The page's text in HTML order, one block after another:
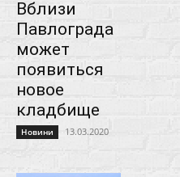
Вблизи
Павлограда
может
появиться
новое
кладбище
Новини 13.03.2020